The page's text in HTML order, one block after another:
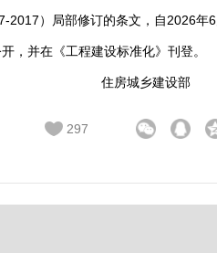
2017 ）局部修订的条文，自 2026年6
开，并在《工程建设标准化》刊登。
住房城乡建设部
297